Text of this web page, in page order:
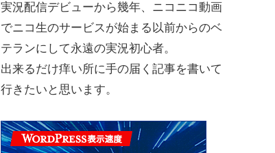
実況配信デビューから幾年、ニコニコ動画
でニコ生のサービスが始まる以前からのベ
テランにして永遠の実況初心者。
出来るだけ痒い所に手の届く記事を書いて
行きたいと思います。